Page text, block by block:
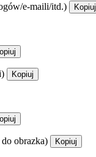
e-maili/itd.) Kopiuj
Kopiuj
obrazka) Kopiuj